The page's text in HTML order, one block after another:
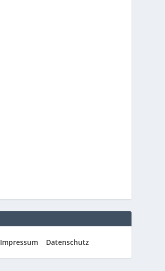
Impressum Datenschutz